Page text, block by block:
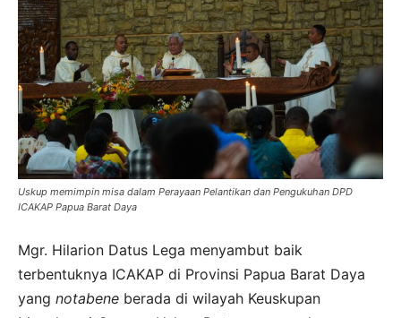
Uskup memimpin misa dalam Perayaan Pelantikan dan Pengukuhan DPD
ICAKAP Papua Barat Daya
Mgr. Hilarion Datus Lega menyambut baik
terbentuknya ICAKAP di Provinsi Papua Barat Daya
yang notabene berada di wilayah Keuskupan